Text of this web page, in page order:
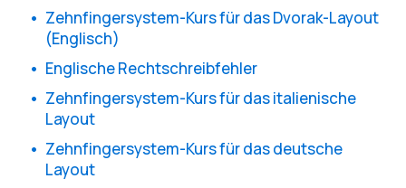
Zehnfingersystem-Kurs für das Dvorak-Layout
(Englisch)
Englische Rechtschreibfehler
Zehnfingersystem-Kurs für das italienische
Layout
Zehnfingersystem-Kurs für das deutsche
Layout